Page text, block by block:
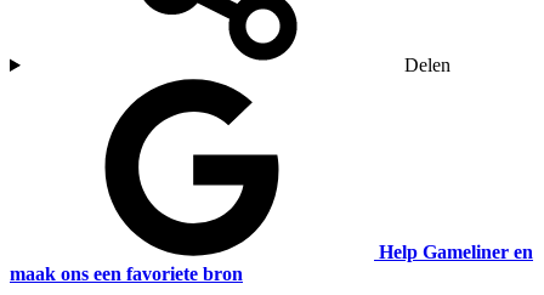
Delen
Help Gameliner en
maak ons een favoriete bron